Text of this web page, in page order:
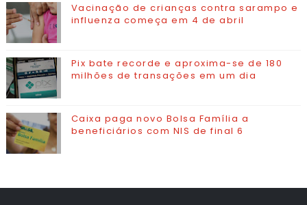
Vacinação de crianças contra sarampo e
influenza começa em 4 de abril
Pix bate recorde e aproxima-se de 180
milhões de transações em um dia
Caixa paga novo Bolsa Família a
beneficiários com NIS de final 6